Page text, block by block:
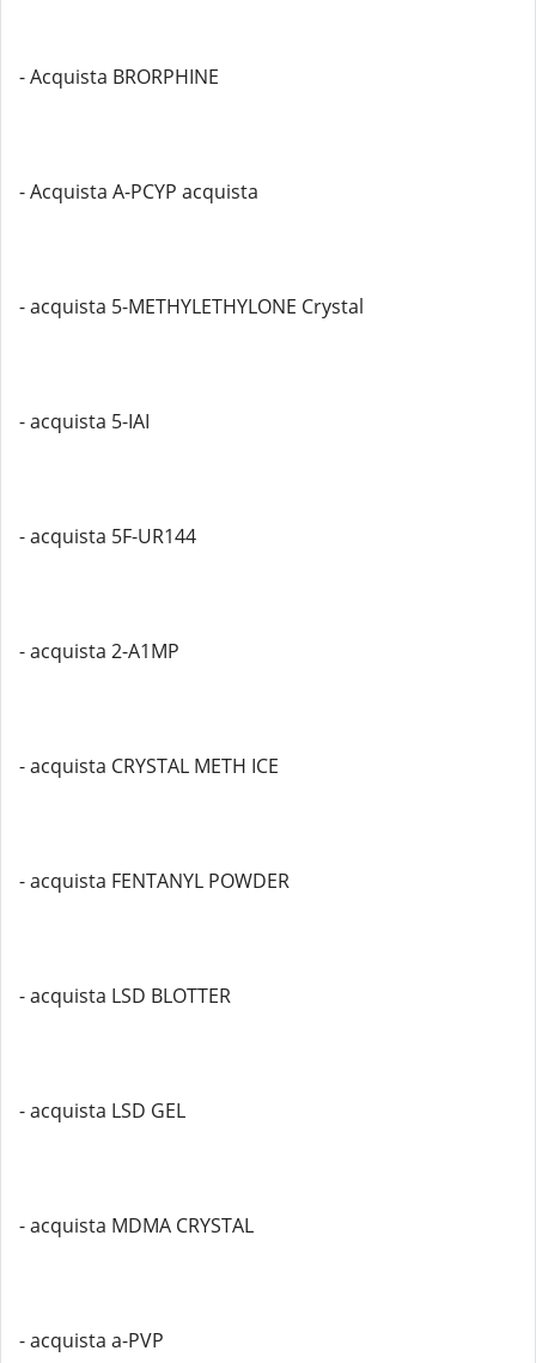
- Acquista BRORPHINE
- Acquista A-PCYP acquista
- acquista 5-METHYLETHYLONE Crystal
- acquista 5-IAI
- acquista 5F-UR144
- acquista 2-A1MP
- acquista CRYSTAL METH ICE
- acquista FENTANYL POWDER
- acquista LSD BLOTTER
- acquista LSD GEL
- acquista MDMA CRYSTAL
- acquista a-PVP